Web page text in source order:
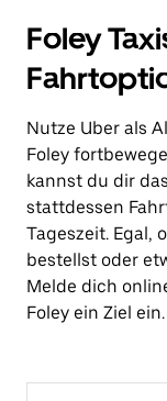
Foley
Nutze Uber als
Foley
kannst du dir
stattdessen
Tageszeit. Egal,
bestellst oder
Melde dich
Foley ein Ziel ein.